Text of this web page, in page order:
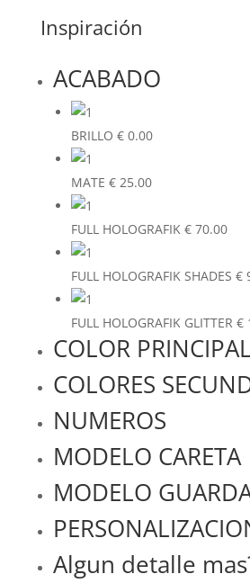
Inspiración
ACABADO
BRILLO €0.00
MATE €25.00
FULL HOLOGRAFIK €70.00
FULL HOLOGRAFIK SHADES €
FULL HOLOGRAFIK GLITTER €
COLOR PRINCIPAL
COLORES
NUMEROS
MODELO CARETA
MODELO
Algun detalle